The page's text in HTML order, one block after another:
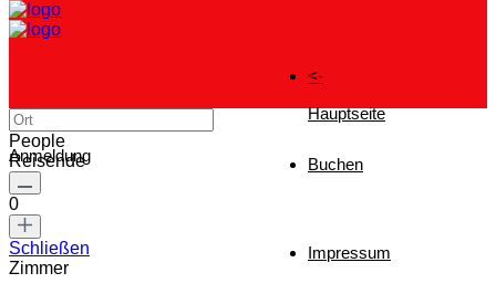
<-
Hauptseite
Buchen
Impressum
Anmeldung
People
Reisende
0
Schließen
Zimmer